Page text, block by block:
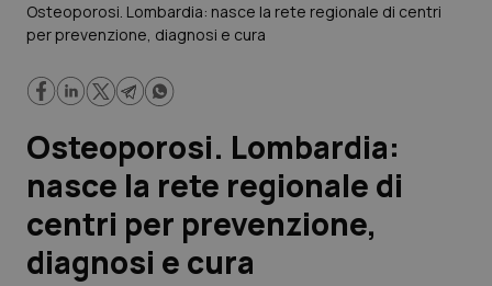
Governo e Parlamento
Regioni e Asl
Lavoro e Professioni
Scienza e Farmaci
Studi e Analisi
Osteoporosi. Lombardia: nasce la rete regionale di centri
per prevenzione, diagnosi e cura
Osteoporosi. Lombardia:
nasce la rete regionale di
centri per prevenzione,
diagnosi e cura